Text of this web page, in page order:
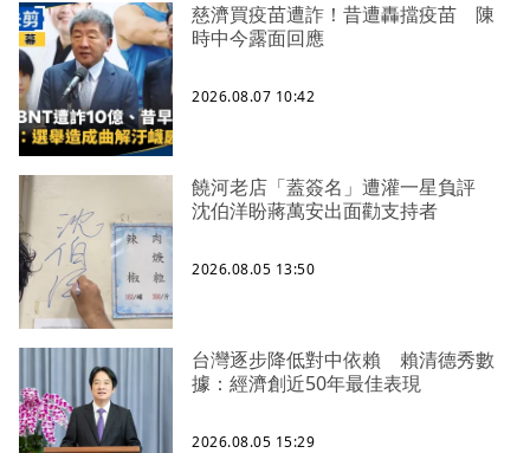
慈濟買疫苗遭詐！昔遭轟擋疫苗 陳
時中今露面回應
2026.08.07 10:42
饒河老店「蓋簽名」遭灌一星負評
沈伯洋盼蔣萬安出面勸支持者
2026.08.05 13:50
台灣逐步降低對中依賴 賴清德秀數
據：經濟創近50年最佳表現
2026.08.05 15:29